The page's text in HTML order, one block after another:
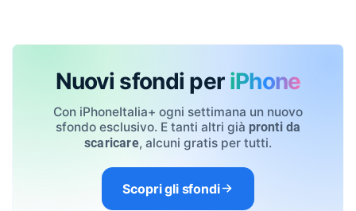
Nuovi sfondi per iPhone
Con iPhoneItalia+ ogni settimana un nuovo
sfondo esclusivo. E tanti altri già pronti da
scaricare, alcuni gratis per tutti.
Scopri gli sfondi